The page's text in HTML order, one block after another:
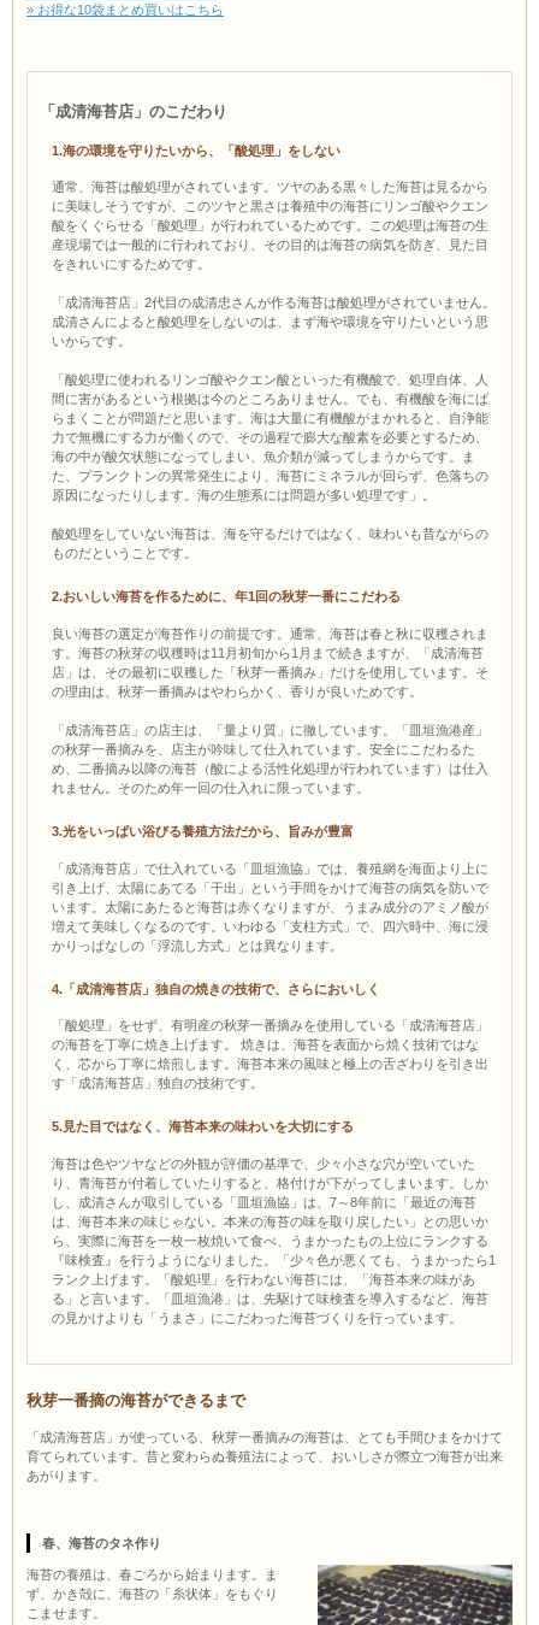
» お得な10袋まとめ買いはこちら
「成清海苔店」のこだわり
1.海の環境を守りたいから、「酸処理」をしない
通常、海苔は酸処理がされています。ツヤのある黒々した海苔は見るから
に美味しそうですが、このツヤと黒さは養殖中の海苔にリンゴ酸やクエン
酸をくぐらせる「酸処理」が行われているためです。この処理は海苔の生
産現場では一般的に行われており、その目的は海苔の病気を防ぎ、見た目
をきれいにするためです。
「成清海苔店」2代目の成清忠さんが作る海苔は酸処理がされていません。
成清さんによると酸処理をしないのは、まず海や環境を守りたいという思
いからです。
「酸処理に使われるリンゴ酸やクエン酸といった有機酸で、処理自体、人
間に害があるという根拠は今のところありません。でも、有機酸を海にば
らまくことが問題だと思います。海は大量に有機酸がまかれると、自浄能
力で無機にする力が働くので、その過程で膨大な酸素を必要とするため、
海の中が酸欠状態になってしまい、魚介類が減ってしまうからです。ま
た、プランクトンの異常発生により、海苔にミネラルが回らず、色落ちの
原因になったりします。海の生態系には問題が多い処理です」。
酸処理をしていない海苔は、海を守るだけではなく、味わいも昔ながらの
ものだということです。
2.おいしい海苔を作るために、年1回の秋芽一番にこだわる
良い海苔の選定が海苔作りの前提です。通常、海苔は春と秋に収穫されま
す。海苔の秋芽の収穫時は11月初旬から1月まで続きますが、「成清海苔
店」は、その最初に収穫した「秋芽一番摘み」だけを使用しています。そ
の理由は、秋芽一番摘みはやわらかく、香りが良いためです。
「成清海苔店」の店主は、「量より質」に徹しています。「皿垣漁港産」
の秋芽一番摘みを、店主が吟味して仕入れています。安全にこだわるた
め、二番摘み以降の海苔（酸による活性化処理が行われています）は仕入
れません。そのため年一回の仕入れに限っています。
3.光をいっぱい浴びる養殖方法だから、旨みが豊富
「成清海苔店」で仕入れている「皿垣漁協」では、養殖網を海面より上に
引き上げ、太陽にあてる「干出」という手間をかけて海苔の病気を防いで
います。太陽にあたると海苔は赤くなりますが、うまみ成分のアミノ酸が
増えて美味しくなるのです。いわゆる「支柱方式」で、四六時中、海に浸
かりっぱなしの「浮流し方式」とは異なります。
4.「成清海苔店」独自の焼きの技術で、さらにおいしく
「酸処理」をせず、有明産の秋芽一番摘みを使用している「成清海苔店」
の海苔を丁寧に焼き上げます。 焼きは、海苔を表面から焼く技術ではな
く、芯から丁寧に焙煎します。海苔本来の風味と極上の舌ざわりを引き出
す「成清海苔店」独自の技術です。
5.見た目ではなく、海苔本来の味わいを大切にする
海苔は色やツヤなどの外観が評価の基準で、少々小さな穴が空いていた
り、青海苔が付着していたりすると、格付けが下がってしまいます。しか
し、成清さんが取引している「皿垣漁協」は、7～8年前に「最近の海苔
は、海苔本来の味じゃない。本来の海苔の味を取り戻したい」との思いか
ら、実際に海苔を一枚一枚焼いて食べ、うまかったもの上位にランクする
『味検査』を行うようになりました。「少々色が悪くても、うまかったら1
ランク上げます。「酸処理」を行わない海苔には、「海苔本来の味があ
る」と言います。「皿垣漁港」は、先駆けて味検査を導入するなど、海苔
の見かけよりも「うまさ」にこだわった海苔づくりを行っています。
秋芽一番摘の海苔ができるまで
「成清海苔店」が使っている、秋芽一番摘みの海苔は、とても手間ひまをかけて
育てられています。昔と変わらぬ養殖法によって、おいしさが際立つ海苔が出来
あがります。
春、海苔のタネ作り
海苔の養殖は、春ごろから始まります。ま
ず、かき殻に、海苔の「糸状体」をもぐり
こませます。